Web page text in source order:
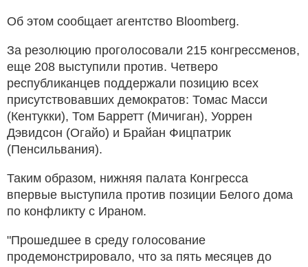
Об этом сообщает агентство Bloomberg.
За резолюцию проголосовали 215 конгрессменов,
еще 208 выступили против. Четверо
республиканцев поддержали позицию всех
присутствовавших демократов: Томас Масси
(Кентукки), Том Барретт (Мичиган), Уоррен
Дэвидсон (Огайо) и Брайан Фицпатрик
(Пенсильвания).
Таким образом, нижняя палата Конгресса
впервые выступила против позиции Белого дома
по конфликту с Ираном.
"Прошедшее в среду голосование
продемонстрировало, что за пять месяцев до